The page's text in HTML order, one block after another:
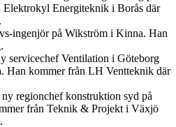
Elektrokyl Energiteknik i Borås där
ingenjör på Wikström i Kinna. Han
servicechef Ventilation i Göteborg
Han kommer från LH Ventteknik där
ny regionchef konstruktion syd på
från Teknik & Projekt i Växjö